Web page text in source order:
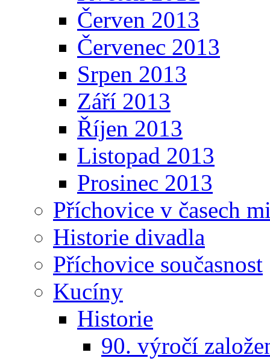
Červen 2013
Červenec 2013
Srpen 2013
Září 2013
Říjen 2013
Listopad 2013
Prosinec 2013
Příchovice v časech
Historie divadla
Příchovice současnost
Kucíny
Historie
90. výročí